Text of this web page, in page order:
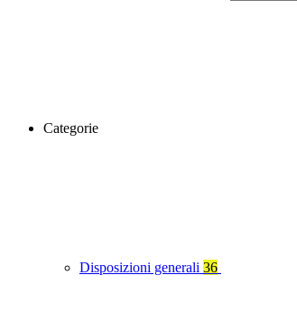
Categorie
Disposizioni generali 36